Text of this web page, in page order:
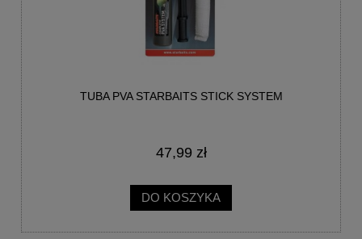
TUBA PVA STARBAITS STICK SYSTEM
47,99 zł
DO KOSZYKA